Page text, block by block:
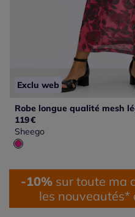
Exclu web
Robe longue qualité mesh
119€
Sheego
-10% sur toute ma
les nouveautés*